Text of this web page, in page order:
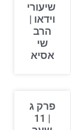
שיעורי
וידאו |
הרב
שי
אסיא
פרק ג
| 11